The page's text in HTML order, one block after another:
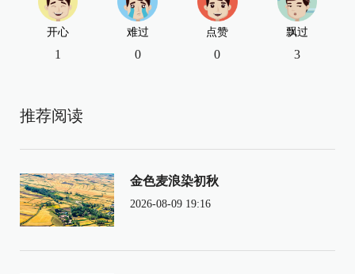
开心
1
难过
0
点赞
0
飘过
3
推荐阅读
金色麦浪染初秋
2026-08-09 19:16